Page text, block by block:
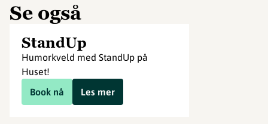
Se også
StandUp
Humorkveld med StandUp på
Huset!
Book nå
Les mer